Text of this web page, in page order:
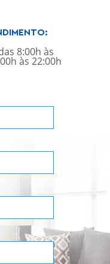
8:00h às
às 22:00h